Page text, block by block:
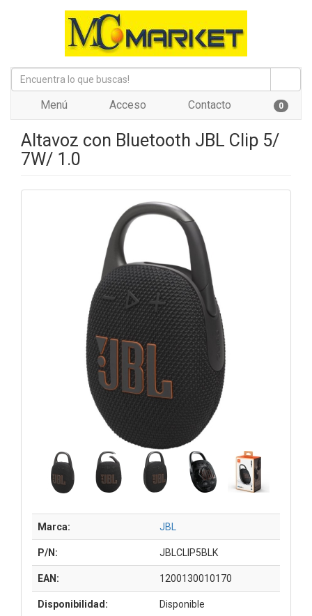
Menú Acceso Contacto 0
Altavoz con Bluetooth JBL Clip 5/
7W/ 1.0
Marca: JBL
P/N: JBLCLIP5BLK
EAN: 1200130010170
Disponibilidad: Disponible